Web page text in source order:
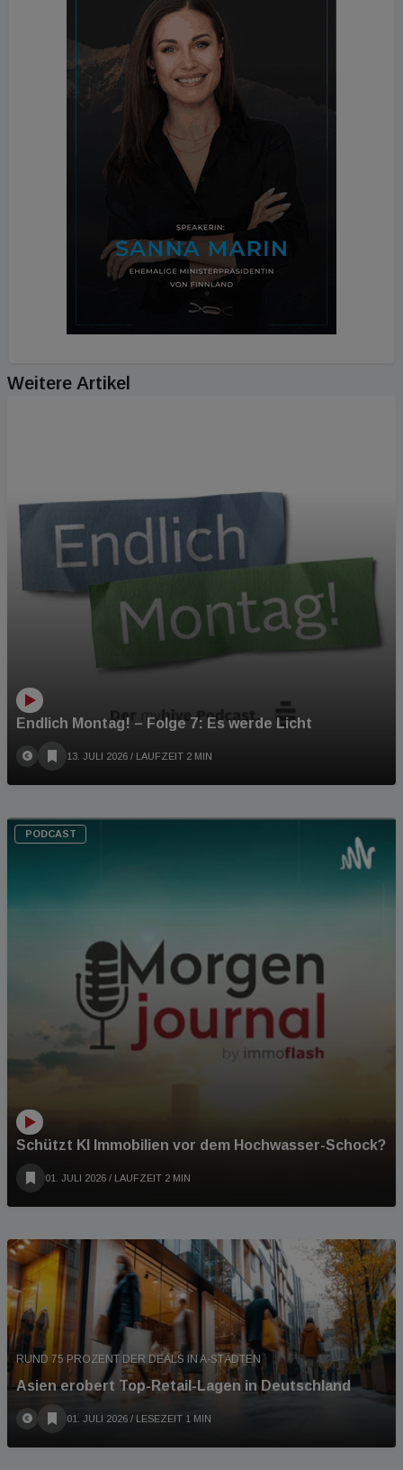
Weitere Artikel
Endlich Montag! – Folge 7: Es werde Licht
13. JULI 2026 / LAUFZEIT 2 MIN
PODCAST
Schützt KI Immobilien vor dem Hochwasser-Schock?
01. JULI 2026 / LAUFZEIT 2 MIN
RUND 75 PROZENT DER DEALS IN A-STÄDTEN
Asien erobert Top-Retail-Lagen in Deutschland
01. JULI 2026 / LESEZEIT 1 MIN